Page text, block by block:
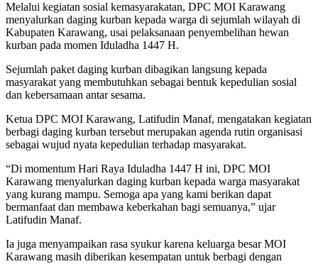
Melalui kegiatan sosial kemasyarakatan, DPC MOI Karawang
menyalurkan daging kurban kepada warga di sejumlah wilayah di
Kabupaten Karawang, usai pelaksanaan penyembelihan hewan
kurban pada momen Iduladha 1447 H.
Sejumlah paket daging kurban dibagikan langsung kepada
masyarakat yang membutuhkan sebagai bentuk kepedulian sosial
dan kebersamaan antar sesama.
Ketua DPC MOI Karawang, Latifudin Manaf, mengatakan kegiatan
berbagi daging kurban tersebut merupakan agenda rutin organisasi
sebagai wujud nyata kepedulian terhadap masyarakat.
“Di momentum Hari Raya Iduladha 1447 H ini, DPC MOI
Karawang menyalurkan daging kurban kepada warga masyarakat
yang kurang mampu. Semoga apa yang kami berikan dapat
bermanfaat dan membawa keberkahan bagi semuanya,” ujar
Latifudin Manaf.
Ia juga menyampaikan rasa syukur karena keluarga besar MOI
Karawang masih diberikan kesempatan untuk berbagi dengan